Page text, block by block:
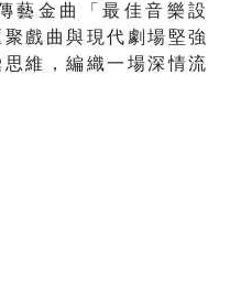
藝金曲「最佳音樂設
戲曲與現代劇場堅強
維，編織一場深情流